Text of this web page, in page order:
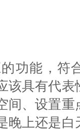
功能，符
该具有代表
间、设置重
晚上还是白